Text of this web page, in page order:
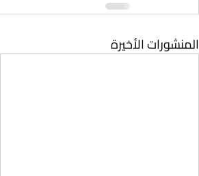
المنشورات الأخيرة